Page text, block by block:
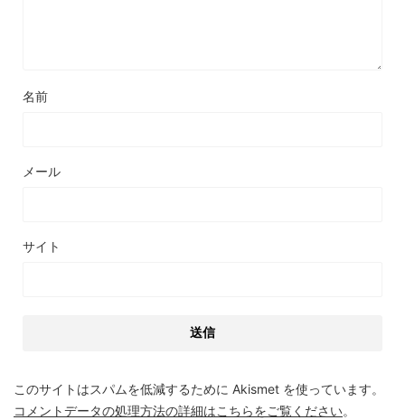
名前
メール
サイト
このサイトはスパムを低減するために Akismet を使っています。
コメントデータの処理方法の詳細はこちらをご覧ください。